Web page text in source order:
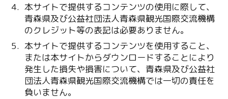
本サイトで提供するコンテンツの使用に際して、
青森県及び公益社団法人青森県観光国際交流機構
のクレジット等の表記は必要ありません。
本サイトで提供するコンテンツを使用すること、
または本サイトからダウンロードすることにより
発生した損失や損害について、青森県及び公益社
団法人青森県観光国際交流機構では一切の責任を
負いません。